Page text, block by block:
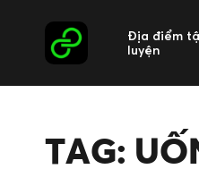
Địa điểm
luyện
TAG: